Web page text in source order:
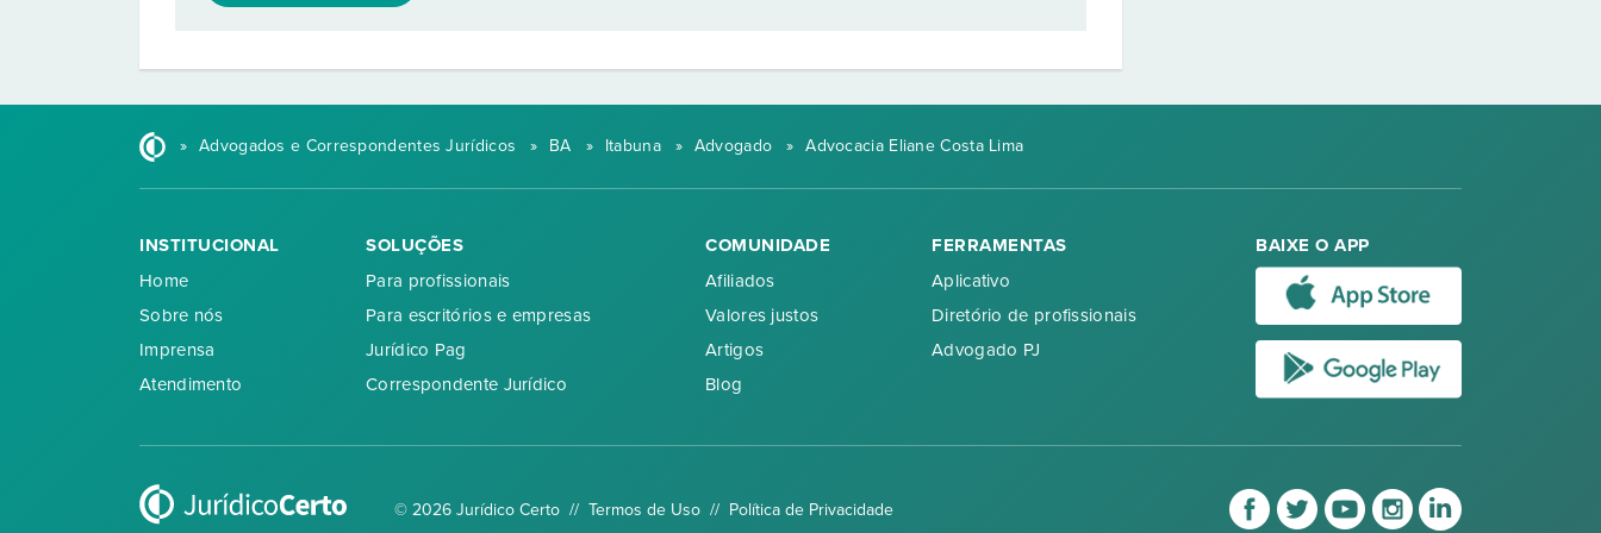
» Advogados e Correspondentes Jurídicos » BA » Itabuna » Advogado » Advocacia Eliane Costa Lima
INSTITUCIONAL
Home
Sobre nós
Imprensa
Atendimento
SOLUÇÕES
Para profissionais
Para escritórios e empresas
Jurídico Pag
Correspondente Jurídico
COMUNIDADE
Afiliados
Valores justos
Artigos
Blog
FERRAMENTAS
Aplicativo
Diretório de profissionais
Advogado PJ
BAIXE O APP
© 2026 Jurídico Certo // Termos de Uso// Política de Privacidade